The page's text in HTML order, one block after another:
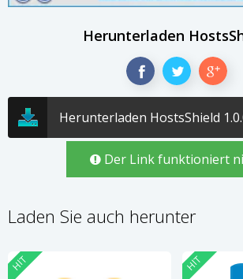
Herunterladen
Herunterladen HostsShield
Der Link funktioniert
Laden Sie auch herunter
HIT HIT